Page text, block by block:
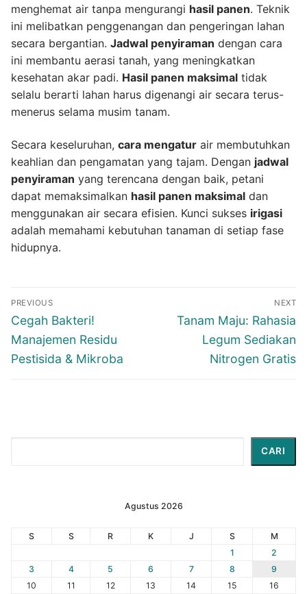
menghemat air tanpa mengurangi hasil panen. Teknik
ini melibatkan penggenangan dan pengeringan lahan
secara bergantian. Jadwal penyiraman dengan cara
ini membantu aerasi tanah, yang meningkatkan
kesehatan akar padi. Hasil panen maksimal tidak
selalu berarti lahan harus digenangi air secara terus-
menerus selama musim tanam.
Secara keseluruhan, cara mengatur air membutuhkan
keahlian dan pengamatan yang tajam. Dengan jadwal
penyiraman yang terencana dengan baik, petani
dapat memaksimalkan hasil panen maksimal dan
menggunakan air secara efisien. Kunci sukses irigasi
adalah memahami kebutuhan tanaman di setiap fase
hidupnya.
Navigasi
pos
PREVIOUS
Previous
post:
Cegah Bakteri!
Manajemen Residu
Pestisida & Mikroba
NEXT
Next
Tanam Maju: Rahasia
Legum Sediakan
Nitrogen Gratis
CARI
Agustus 2026
S S R K J S
M
1
2
3
4 5 6 7 8
9
10
11 12 13 14 15
16